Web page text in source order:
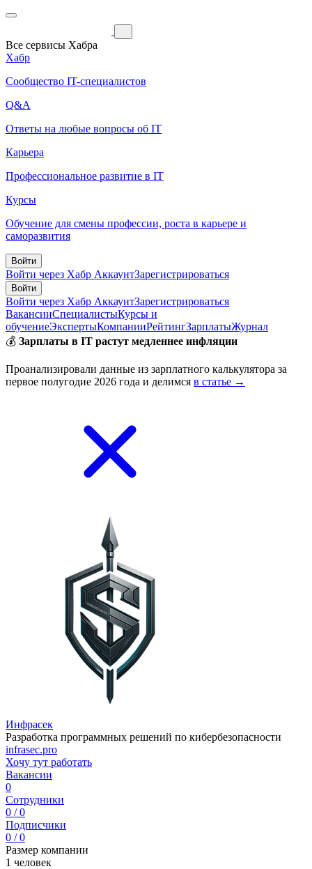
Все сервисы Хабра
Хабр
Сообщество IT-специалистов
Q&A
Ответы на любые вопросы об IT
Карьера
Профессиональное развитие в IT
Курсы
Обучение для смены профессии, роста в карьере и
саморазвития
Войти
Войти через Хабр АккаунтЗарегистрироваться
Войти
Войти через Хабр АккаунтЗарегистрироваться
ВакансииСпециалистыКурсы и
обучениеЭкспертыКомпанииРейтингЗарплатыЖурнал
💰 Зарплаты в IT растут медленнее инфляции
Проанализировали данные из зарплатного калькулятора за
первое полугодие 2026 года и делимся в статье →
Инфрасек
Разработка программных решений по кибербезопасности
infrasec.pro
Хочу тут работать
Вакансии
0
Сотрудники
0 / 0
Подписчики
0 / 0
Размер компании
1 человек